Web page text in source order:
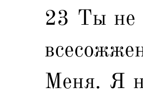
23 Ты не
Меня. Я